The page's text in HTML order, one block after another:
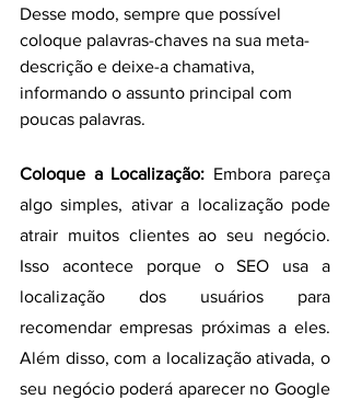
Desse modo, sempre que possível
coloque palavras-chaves na sua meta-
descrição e deixe-a chamativa,
informando o assunto principal com
poucas palavras.
Coloque a Localização: Embora pareça
algo simples, ativar a localização pode
atrair muitos clientes ao seu negócio.
Isso acontece porque o SEO usa a
localização dos usuários para
recomendar empresas próximas a eles.
Além disso, com a localização ativada, o
seu negócio poderá aparecer no Google